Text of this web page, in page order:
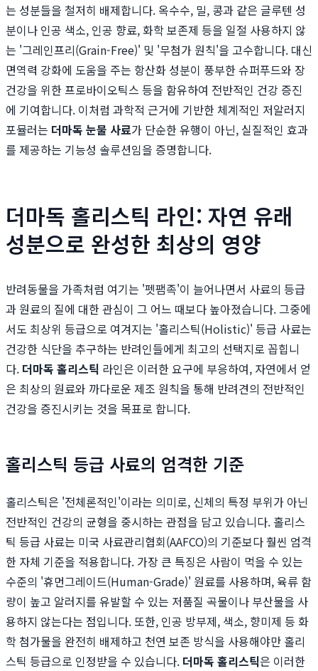
는 성분들을 철저히 배제합니다. 옥수수, 밀, 콩과 같은 글루텐 성
분이나 인공 색소, 인공 향료, 화학 보존제 등을 일절 사용하지 않
는 '그레인프리(Grain-Free)' 및 '무첨가 원칙'을 고수합니다. 대신
면역력 강화에 도움을 주는 항산화 성분이 풍부한 슈퍼푸드와 장
건강을 위한 프로바이오틱스 등을 함유하여 전반적인 건강 증진
에 기여합니다. 이처럼 과학적 근거에 기반한 체계적인 저알러지
포뮬러는 더마독 눈물 사료가 단순한 유행이 아닌, 실질적인 효과
를 제공하는 기능성 솔루션임을 증명합니다.
더마독 홀리스틱 라인: 자연 유래
성분으로 완성한 최상의 영양
반려동물을 가족처럼 여기는 '펫팸족'이 늘어나면서 사료의 등급
과 원료의 질에 대한 관심이 그 어느 때보다 높아졌습니다. 그중에
서도 최상위 등급으로 여겨지는 '홀리스틱(Holistic)' 등급 사료는
건강한 식단을 추구하는 반려인들에게 최고의 선택지로 꼽힙니
다. 더마독 홀리스틱 라인은 이러한 요구에 부응하여, 자연에서 얻
은 최상의 원료와 까다로운 제조 원칙을 통해 반려견의 전반적인
건강을 증진시키는 것을 목표로 합니다.
홀리스틱 등급 사료의 엄격한 기준
홀리스틱은 '전체론적인'이라는 의미로, 신체의 특정 부위가 아닌
전반적인 건강의 균형을 중시하는 관점을 담고 있습니다. 홀리스
틱 등급 사료는 미국 사료관리협회(AAFCO)의 기준보다 훨씬 엄격
한 자체 기준을 적용합니다. 가장 큰 특징은 사람이 먹을 수 있는
수준의 '휴먼그레이드(Human-Grade)' 원료를 사용하며, 육류 함
량이 높고 알러지를 유발할 수 있는 저품질 곡물이나 부산물을 사
용하지 않는다는 점입니다. 또한, 인공 방부제, 색소, 향미제 등 화
학 첨가물을 완전히 배제하고 천연 보존 방식을 사용해야만 홀리
스틱 등급으로 인정받을 수 있습니다. 더마독 홀리스틱은 이러한